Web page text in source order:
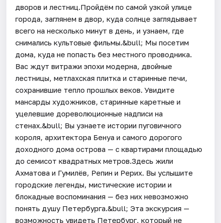
дворов и лестниц.Пройдём по самой узкой улице
города, заглянем в двор, куда солнце заглядывает
всего на несколько минут в день, и узнаем, где
снимались культовые фильмы.&bull; Мы посетим
дома, куда не попасть без местного проводника.
Вас ждут витражи эпохи модерна, двойные
лестницы, метлахская плитка и старинные печи,
сохранившие тепло прошлых веков. Увидите
мансарды художников, старинные каретные и
уцелевшие дореволюционные надписи на
стенах.&bull; Вы узнаете истории пуговичного
короля, архитектора Бенуа и самого дорогого
доходного дома острова — с квартирами площадью
до семисот квадратных метров.Здесь жили
Ахматова и Гумилёв, Репин и Рерих. Вы услышите
городские легенды, мистические истории и
блокадные воспоминания — без них невозможно
понять душу Петербурга.&bull; Эта экскурсия —
возможность увидеть Петербург, который не